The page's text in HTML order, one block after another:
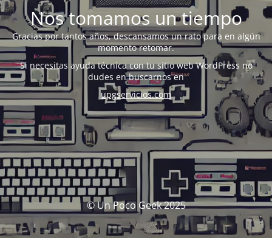
Nos tomamos un tiempo
Gracias por tantos años, descansamos un rato para en algún
momento retomar.
Si necesitas ayuda técnica con tu sitio web WordPress no
dudes en buscarnos en
upgservicios.com
© Un Poco Geek 2025